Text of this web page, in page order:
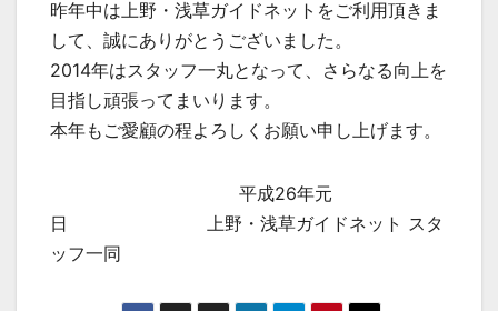
昨年中は上野・浅草ガイドネットをご利用頂きま
して、誠にありがとうございました。
2014年はスタッフ一丸となって、さらなる向上を
目指し頑張ってまいります。
本年もご愛顧の程よろしくお願い申し上げます。
平成26年元
日 上野・浅草ガイドネット スタ
ッフ一同